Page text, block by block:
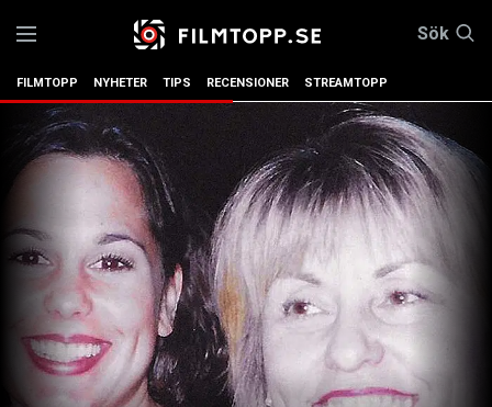
Sök
FILMTOPP NYHETER TIPS RECENSIONER STREAMTOPP